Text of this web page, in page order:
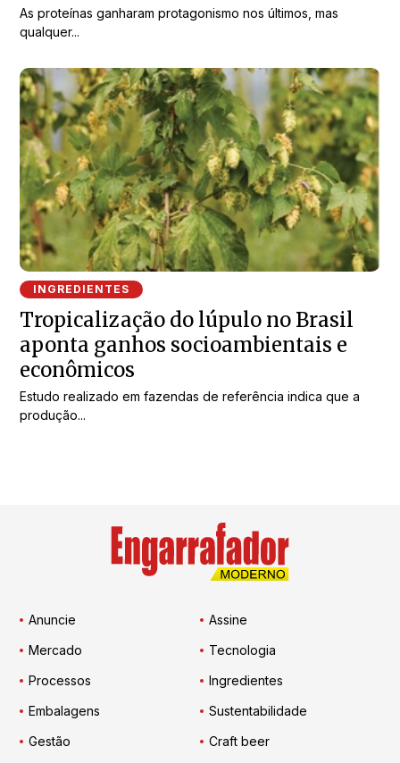
As proteínas ganharam protagonismo nos últimos, mas
qualquer...
INGREDIENTES
Tropicalização do lúpulo no Brasil
aponta ganhos socioambientais e
econômicos
Estudo realizado em fazendas de referência indica que a
produção...
Anuncie
Assine
Mercado
Tecnologia
Processos
Ingredientes
Embalagens
Sustentabilidade
Gestão
Craft beer